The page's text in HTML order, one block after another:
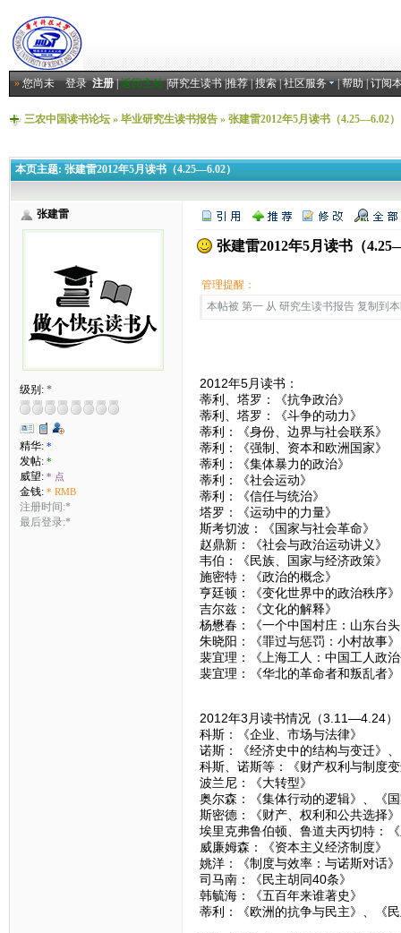
»您尚未登录 注册|返回主站|研究生读书|推荐|搜索|社区服务 |帮助|订阅
三农中国读书论坛» 毕业研究生读书报告» 张建雷2012年5月读书（4.25—6.02）
本页主题: 张建雷2012年5月读书（4.25—6.02）
张建雷
级别: *
精华: *
发帖: *
威望: * 点
金钱: * RMB
注册时间:*
最后登录:*
张建雷2012年5月读书（
管理提醒：
本帖被 第一 从 研究生读书报告 复制到
2012年5月读书：
蒂利、塔罗：《抗争政治》
蒂利、塔罗：《斗争的动力》
蒂利：《身份、边界与社会联系》
蒂利：《强制、资本和欧洲国家》
蒂利：《集体暴力的政治》
蒂利：《社会运动》
蒂利：《信任与统治》
塔罗：《运动中的力量》
斯考切波：《国家与社会革命》
赵鼎新：《社会与政治运动讲义》
韦伯：《民族、国家与经济政策》
施密特：《政治的概念》
亨廷顿：《变化世界中的政治秩序》
吉尔兹：《文化的解释》
杨懋春：《一个中国村庄：山东台
朱晓阳：《罪过与惩罚：小村故事》
裴宜理：《上海工人：中国工人政
裴宜理：《华北的革命者和叛乱者》
2012年3月读书情况（3.11—4.24）
科斯：《企业、市场与法律》
诺斯：《经济史中的结构与变迁》
科斯、诺斯等：《财产权利与制度
波兰尼：《大转型》
奥尔森：《集体行动的逻辑》、《
斯密德：《财产、权利和公共选择》
埃里克弗鲁伯顿、鲁道夫丙切特：
威廉姆森：《资本主义经济制度》
姚洋：《制度与效率：与诺斯对话》
司马南：《民主胡同40条》
韩毓海：《五百年来谁著史》
蒂利：《欧洲的抗争与民主》、《